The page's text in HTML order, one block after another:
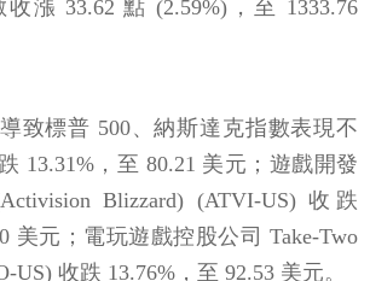
漲 33.62 點 (2.59%)，至 1333.76
致標普 500、納斯達克指數表現不
13.31%，至 80.21 美元；遊戲開發
Blizzard) (ATVI-US) 收跌
美元；電玩遊戲控股公司 Take-Two
US) 收跌 13.76%，至 92.53 美元。